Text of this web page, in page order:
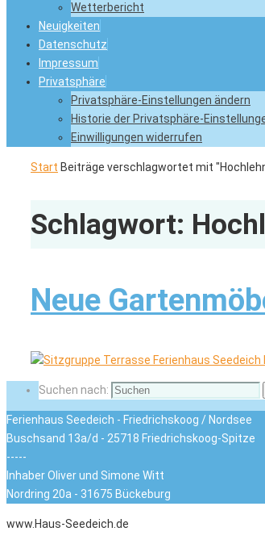
Wetterbericht
Neuigkeiten
Datenschutz
Impressum
Privatsphäre
Privatsphäre-Einstellungen ändern
Historie der Privatsphäre-
Einwilligungen widerrufen
Start Beiträge verschlagwortet mit
Schlagwort:
Neue
Suchen nach:
Ferienhaus Seedeich - Friedrichskoog / Nordsee
Buschsand 13a/d - 25718 Friedrichskoog-Spitze
-----
Inhaber Oliver und Simone Witt
Nordring 20a - 31675 Bückeburg
www.Haus-Seedeich.de